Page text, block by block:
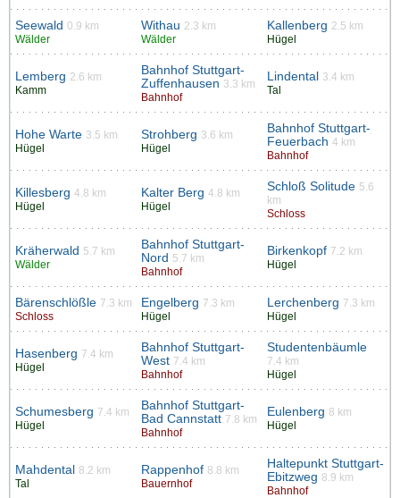
Seewald 0.9 km
Wälder
Withau 2.3 km
Wälder
Kallenberg 2.5 km
Hügel
Lemberg 2.6 km
Kamm
Bahnhof Stuttgart-
Zuffenhausen 3.3 km
Bahnhof
Lindental
3.4 km
Tal
Hohe Warte 3.5 km
Hügel
Strohberg 3.6 km
Hügel
Bahnhof Stuttgart-
Feuerbach 4 km
Bahnhof
Killesberg 4.8 km
Hügel
Kalter Berg 4.8 km
Hügel
Schloß Solitude 5.6
km
Schloss
Kräherwald 5.7 km
Wälder
Bahnhof Stuttgart-
Nord 5.7 km
Bahnhof
Birkenkopf 7.2 km
Hügel
Bärenschlößle 7.3 km
Schloss
Engelberg 7.3 km
Hügel
Lerchenberg 7.3 km
Hügel
Hasenberg 7.4 km
Hügel
Bahnhof Stuttgart-
West 7.4 km
Bahnhof
Studentenbäumle
7.4 km
Hügel
Schumesberg 7.4 km
Hügel
Bahnhof Stuttgart-
Bad Cannstatt 7.8 km
Bahnhof
Eulenberg 8 km
Hügel
Mahdental
8.2 km
Tal
Rappenhof 8.8 km
Bauernhof
Haltepunkt Stuttgart-
Ebitzweg 8.9 km
Bahnhof